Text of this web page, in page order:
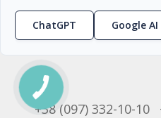
ChatGPT Google AI
+38 (097) 332-10-10